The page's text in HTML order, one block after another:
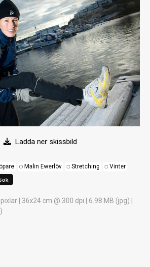
Ladda ner skissbild
Malin Ewerlöv Stretching
Vinter
| 36x24 cm @ 300 dpi | 6.98 MB (jpg) |